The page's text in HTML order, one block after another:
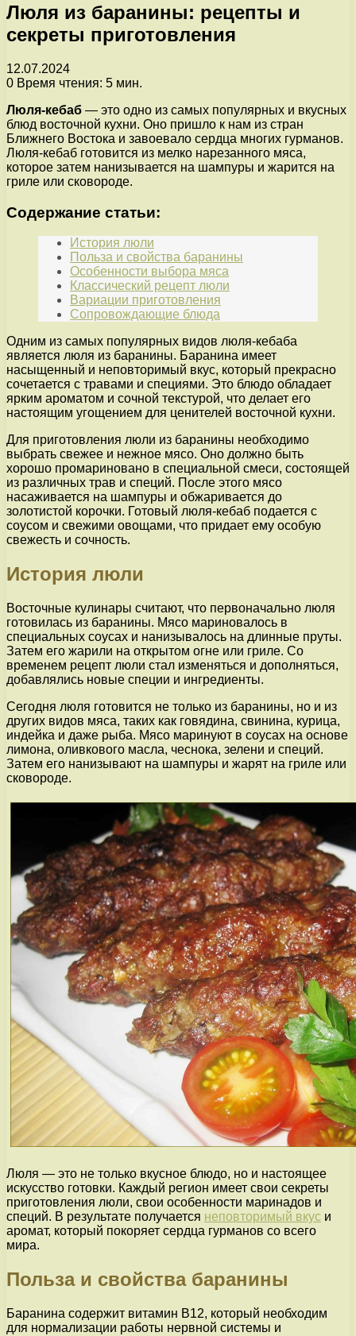
Люля из баранины: рецепты и
секреты приготовления
12.07.2024
0 Время чтения: 5 мин.
Люля-кебаб — это одно из самых популярных и вкусных
блюд восточной кухни. Оно пришло к нам из стран
Ближнего Востока и завоевало сердца многих гурманов.
Люля-кебаб готовится из мелко нарезанного мяса,
которое затем нанизывается на шампуры и жарится на
гриле или сковороде.
Содержание статьи:
История люли
Польза и свойства баранины
Особенности выбора мяса
Классический рецепт люли
Вариации приготовления
Сопровождающие блюда
Одним из самых популярных видов люля-кебаба
является люля из баранины. Баранина имеет
насыщенный и неповторимый вкус, который прекрасно
сочетается с травами и специями. Это блюдо обладает
ярким ароматом и сочной текстурой, что делает его
настоящим угощением для ценителей восточной кухни.
Для приготовления люли из баранины необходимо
выбрать свежее и нежное мясо. Оно должно быть
хорошо промариновано в специальной смеси, состоящей
из различных трав и специй. После этого мясо
насаживается на шампуры и обжаривается до
золотистой корочки. Готовый люля-кебаб подается с
соусом и свежими овощами, что придает ему особую
свежесть и сочность.
История люли
Восточные кулинары считают, что первоначально люля
готовилась из баранины. Мясо мариновалось в
специальных соусах и нанизывалось на длинные пруты.
Затем его жарили на открытом огне или гриле. Со
временем рецепт люли стал изменяться и дополняться,
добавлялись новые специи и ингредиенты.
Сегодня люля готовится не только из баранины, но и из
других видов мяса, таких как говядина, свинина, курица,
индейка и даже рыба. Мясо маринуют в соусах на основе
лимона, оливкового масла, чеснока, зелени и специй.
Затем его нанизывают на шампуры и жарят на гриле или
сковороде.
Люля — это не только вкусное блюдо, но и настоящее
искусство готовки. Каждый регион имеет свои секреты
приготовления люли, свои особенности маринадов и
специй. В результате получается неповторимый вкус и
аромат, который покоряет сердца гурманов со всего
мира.
Польза и свойства баранины
Баранина содержит витамин B12, который необходим
для нормализации работы нервной системы и